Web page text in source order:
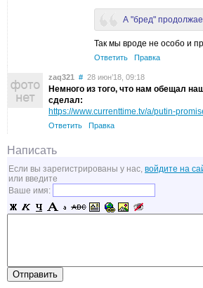
А "бред"
Так мы вроде не особо и
Ответить Правка
zaq321 # 28 июн’18, 09:18
Немного из того, что нам обещал
сделал:
https://www.currenttime.tv/a/putin-
Ответить Правка
Написать
Если вы зарегистрированы у нас, войдите на
или введите
Ваше имя: